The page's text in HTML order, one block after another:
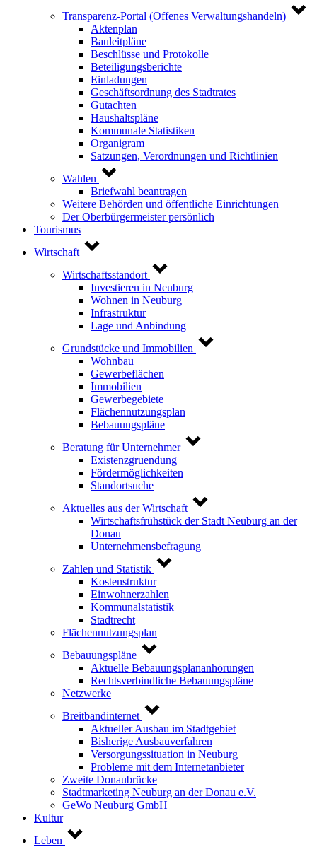
Transparenz-Portal (Offenes Verwaltungshandeln)
Aktenplan
Bauleitpläne
Beschlüsse und Protokolle
Beteiligungsberichte
Einladungen
Geschäftsordnung des Stadtrates
Gutachten
Haushaltspläne
Kommunale Statistiken
Organigram
Satzungen, Verordnungen und Richtlinien
Wahlen
Briefwahl beantragen
Weitere Behörden und öffentliche Einrichtungen
Der Oberbürgermeister persönlich
Tourismus
Wirtschaft
Wirtschaftsstandort
Investieren in Neuburg
Wohnen in Neuburg
Infrastruktur
Lage und Anbindung
Grundstücke und Immobilien
Wohnbau
Gewerbeflächen
Immobilien
Gewerbegebiete
Flächennutzungsplan
Bebauungspläne
Beratung für Unternehmer
Existenzgruendung
Fördermöglichkeiten
Standortsuche
Aktuelles aus der Wirtschaft
Wirtschaftsfrühstück der Stadt Neuburg an der
Donau
Unternehmensbefragung
Zahlen und Statistik
Kostenstruktur
Einwohnerzahlen
Kommunalstatistik
Stadtrecht
Flächennutzungsplan
Bebauungspläne
Aktuelle Bebauungsplananhörungen
Rechtsverbindliche Bebauungspläne
Netzwerke
Breitbandinternet
Aktueller Ausbau im Stadtgebiet
Bisherige Ausbauverfahren
Versorgungssituation in Neuburg
Probleme mit dem Internetanbieter
Zweite Donaubrücke
Stadtmarketing Neuburg an der Donau e.V.
GeWo Neuburg GmbH
Kultur
Leben